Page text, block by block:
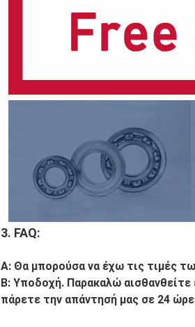
3. FAQ:
Α: Θα μπορούσα να έχω τις τιμές
Β: Υποδοχή. Παρακαλώ αισθανθείτε
πάρετε την απάντησή μας σε 24